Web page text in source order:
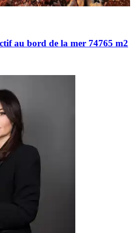
au bord de la mer 74765 m2